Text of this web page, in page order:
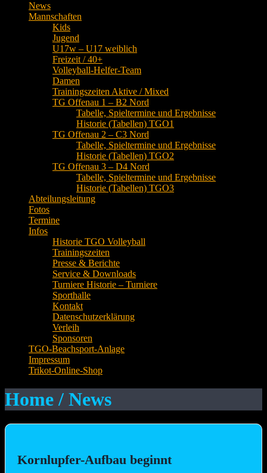
News
Mannschaften
Kids
Jugend
U17w – U17 weiblich
Freizeit / 40+
Volleyball-Helfer-Team
Damen
Trainingszeiten Aktive / Mixed
TG Offenau 1 – B2 Nord
Tabelle, Spieltermine und Ergebnisse
Historie (Tabellen) TGO1
TG Offenau 2 – C3 Nord
Tabelle, Spieltermine und Ergebnisse
Historie (Tabellen) TGO2
TG Offenau 3 – D4 Nord
Tabelle, Spieltermine und Ergebnisse
Historie (Tabellen) TGO3
Abteilungsleitung
Fotos
Termine
Infos
Historie TGO Volleyball
Trainingszeiten
Presse & Berichte
Service & Downloads
Turniere Historie – Turniere
Sporthalle
Kontakt
Datenschutzerklärung
Verleih
Sponsoren
TGO-Beachsport-Anlage
Impressum
Trikot-Online-Shop
Home / News
Kornlupfer-Aufbau beginnt